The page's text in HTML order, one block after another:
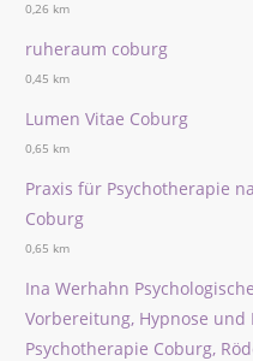
0,26 km
ruheraum coburg
0,45 km
Lumen Vitae Coburg
0,65 km
Praxis für Psychotherapie
Coburg
0,65 km
Ina Werhahn
Vorbereitung, Hypnose
Psychotherapie Coburg,